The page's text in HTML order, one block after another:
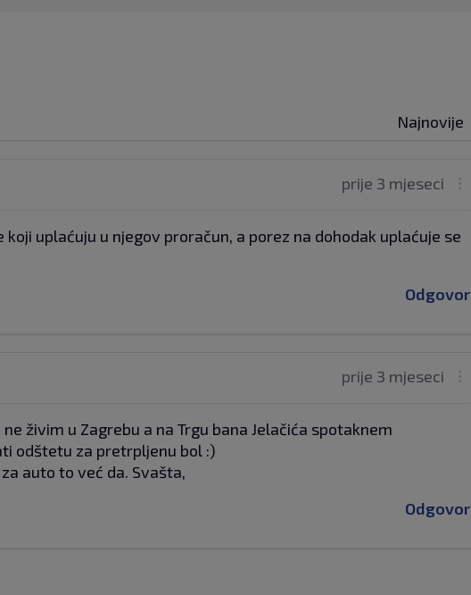
Najnovije
prije 3 mjeseci
uplaćuju u njegov proračun, a porez na dohodak uplaćuje se
Odgovor
prije 3 mjeseci
živim u Zagrebu a na Trgu bana Jelačića spotaknem
odštetu za pretrpljenu bol :)
auto to već da. Svašta,
Odgovor